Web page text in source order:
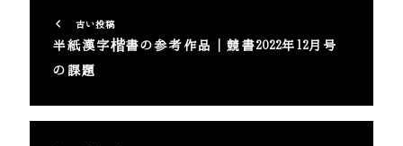
古い投稿
半紙漢字楷書の参考作品｜競書2022年12月号
の課題